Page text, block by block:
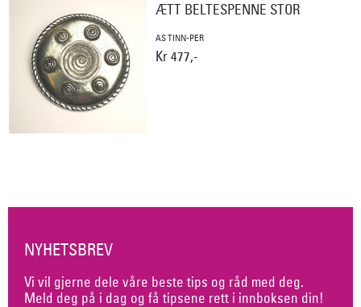
ÆTT BELTESPENNE STOR
AS TINN-PER
Kr 477,-
NYHETSBREV
Vi vil gjerne dele våre beste tips og råd med deg.
Meld deg på i dag og få tipsene rett i innboksen din!